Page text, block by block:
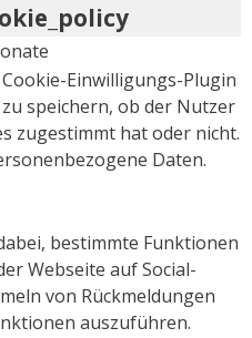
Einwilligungs-Plugin
speichern, ob der Nutzer
zugestimmt hat oder nicht.
Daten.
bestimmte Funktionen
Webseite auf Social-
von Rückmeldungen
auszuführen.